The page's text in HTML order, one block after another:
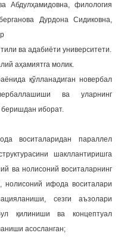
Абдулҳамидовна, филология
Дурдона Сидиковна,
ва адабиёти университети.
аҳамиятга молик.
қўлланадиган новербал
ва уларнинг
беришдан иборат.
воситаларидан параллел
шакллантиришга
ва нолисоний воситаларнинг
нолисоний ифода воситалари
сезги аъзолари
қилиниши ва концептуал
асосланган;